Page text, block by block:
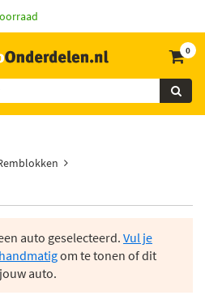
0
auto geselecteerd. Vul je
om te tonen of dit
auto.